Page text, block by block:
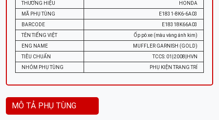
THƯƠNG HIỆU
HONDA
MÃ PHỤ TÙNG
E1831-8K6-6A03
BARCODE
E18318K66A03
TÊN TIẾNG VIỆT
Ốp pô xe (màu vàng ánh kim)
ENG NAME
MUFFLER GARNISH (GOLD)
TIÊU CHUẨN
TCCS: 01|2008|HVN
NHÓM PHỤ TÙNG
PHỤ KIỆN TRANG TRÍ
MÔ TẢ PHỤ TÙNG